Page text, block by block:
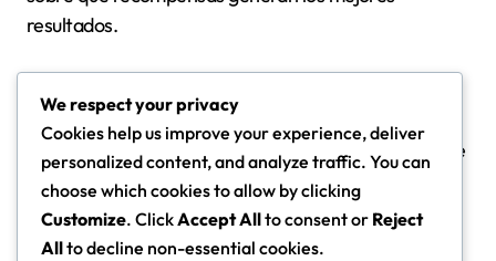
resultados.
recompensas, considera la experiencia del usuario.
Una interfaz sencilla puede facilitar la adopción entre
empleados y gerentes por igual, asegurando que la
herramienta se utilice de manera efectiva. Además,
asegúrate de que la aplicación pueda generar
We respect your privacy
Cookies help us improve your experience, deliver
personalized content, and analyze traffic. You can
choose which cookies to allow by clicking
Customize. ClickAccept Allto consent or Reject
Allto decline non-essential cookies.